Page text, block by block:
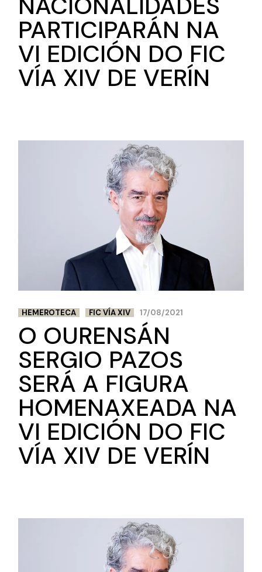
PARTICIPARÁN NA
VI EDICIÓN DO FIC
VÍA XIV DE VERÍN
HEMEROTECA FIC VÍA XIV 17/08/2021
O OURENSÁN
SERGIO PAZOS
SERÁ A FIGURA
HOMENAXEADA NA
VI EDICIÓN DO FIC
VÍA XIV DE VERÍN